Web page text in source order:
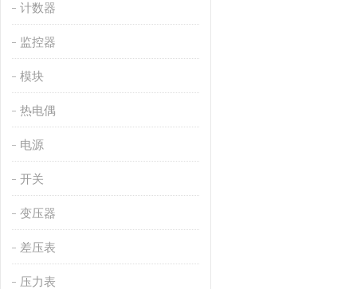
计数器
监控器
模块
热电偶
电源
开关
变压器
差压表
压力表